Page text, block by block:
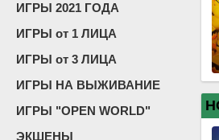
ИГРЫ 2021 ГОДА
ИГРЫ от 1 ЛИЦА
ИГРЫ от 3 ЛИЦА
ИГРЫ НА ВЫЖИВАНИЕ
ИГРЫ "OPEN WORLD"
ЭКШЕНЫ